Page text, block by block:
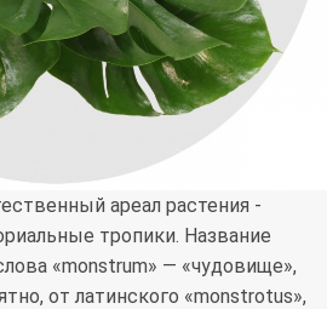
ареал растения -
тропики. Название
«monstrum» — «чудовище»,
от латинского «monstrotus»,